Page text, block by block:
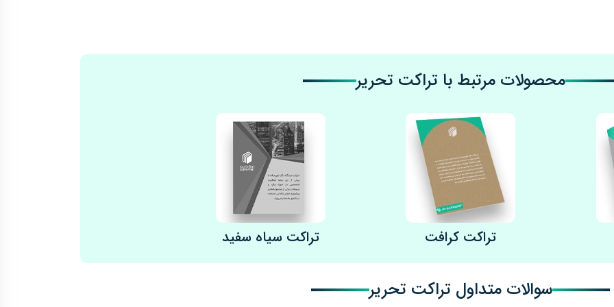
80 گرمی، ضخیم‌تر، مقاوم‌تر و خوش‌دست‌تر است. این نوع تراکت در عین حفظ قیمت مناسب، جلوه‌ای حرفه‌ای‌تر دارد و برای برندهایی
گزینه‌ای برتر به شمار می‌آید. در صورتی که می‌خواهید تراکتی با حس بهتر در دست، دوام بیشتر و تأثیرگذاری بالاتر
تراکت
در جذب مخاطب داشته باشد، رعایت چند نکته کلیدی در مرحله طراحی و انتخاب نوع چاپ ضروری است. در ادامه، به
، طراحی گرافیکی مناسب است. یک طراحی اصولی باید:
نمایش دهید از طراحی تراکت شلوغ و بی‌نظم یا قرار دادن محتوای غیرضروری جلوگیری کنید.
نداشتن روکش، جذب رنگ بیشتری دارد، بنابراین باید رنگ‌ها با دقت انتخاب شوند.
تیره نمایش داده می‌شوند؛ پس ترجیحا از طرح‌هایی با زمینه تیره استفاده نکنید.
تراکت تحریر درصورتی که باعث شلوغی یا کاهش خوانایی متن نشود جذابیت آن را افزایش می‌دهد.
محصولات مرتبط با تراکت تحریر
تراکت کرافت تراکت سیاه سفید
سوالات متداول تراکت تحریر